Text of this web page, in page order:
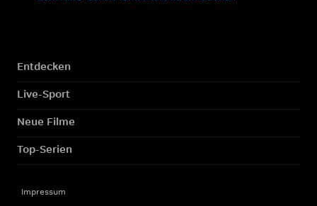
Entdecken
Live-Sport
Neue Filme
Top-Serien
Impressum